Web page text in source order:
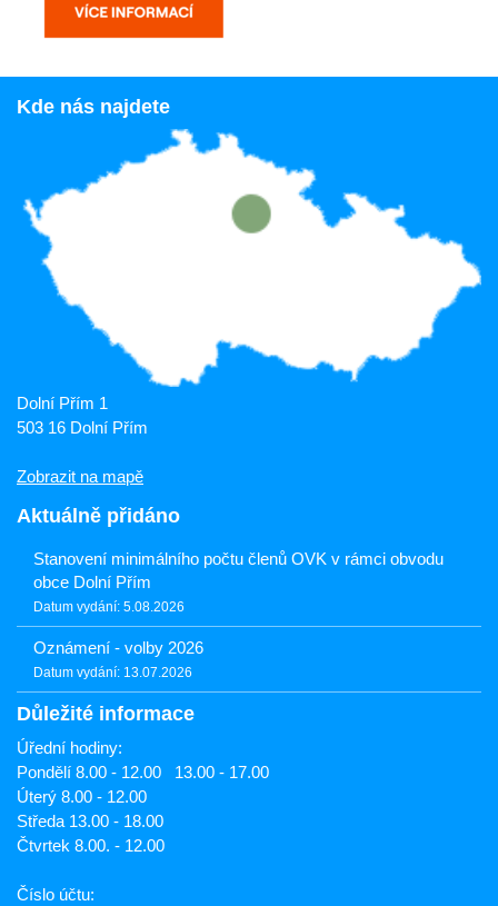
Kde nás najdete
Dolní Přím 1
503 16 Dolní Přím
Zobrazit na mapě
Aktuálně přidáno
Stanovení minimálního počtu členů OVK v rámci obvodu
obce Dolní Přím
Datum vydání: 5.08.2026
Oznámení - volby 2026
Datum vydání: 13.07.2026
Důležité informace
Úřední hodiny:
Pondělí 8.00 - 12.00 13.00 - 17.00
Úterý 8.00 - 12.00
Středa 13.00 - 18.00
Čtvrtek 8.00. - 12.00
Číslo účtu: